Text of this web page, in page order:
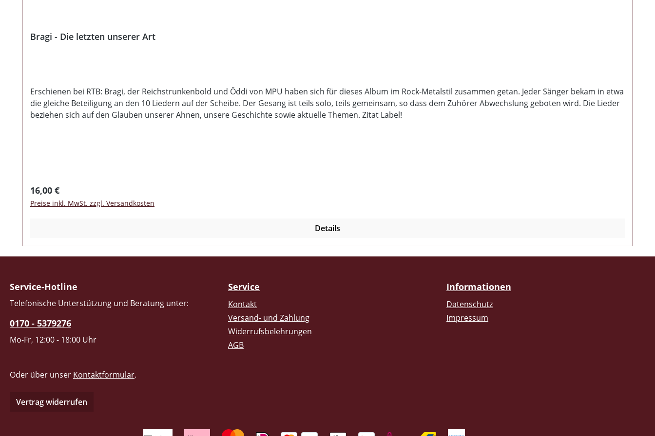
Bragi - Die letzten unserer Art
Erschienen bei RTB: Bragi, der Reichstrunkenbold und Öddi von MPU haben sich für dieses Album im Rock-Metalstil zusammen getan. Jeder Sänger bekam in etwa
die gleiche Beteiligung an den 10 Liedern auf der Scheibe. Der Gesang ist teils solo, teils gemeinsam, so dass dem Zuhörer Abwechslung geboten wird. Die Lieder
beziehen sich auf den Glauben unserer Ahnen, unsere Geschichte sowie aktuelle Themen. Zitat Label!
Regulärer Preis:
16,00 €
Preise inkl. MwSt. zzgl. Versandkosten
Details
Service-Hotline
Telefonische Unterstützung und Beratung unter:
0170 - 5379276
Mo-Fr, 12:00 - 18:00 Uhr
Oder über unser Kontaktformular.
Vertrag widerrufen
Service
Kontakt
Versand- und Zahlung
Widerrufsbelehrungen
AGB
Informationen
Datenschutz
Impressum